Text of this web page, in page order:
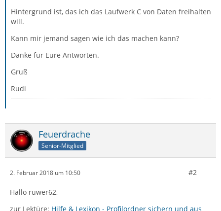
Hintergrund ist, das ich das Laufwerk C von Daten freihalten
will.
Kann mir jemand sagen wie ich das machen kann?
Danke für Eure Antworten.
Gruß
Rudi
Feuerdrache
Senior-Mitglied
2. Februar 2018 um 10:50 #2
Hallo ruwer62,
zur Lektüre: Hilfe & Lexikon - Profilordner sichern und aus